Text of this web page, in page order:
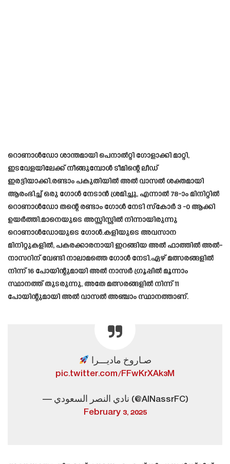
റൊണാൾഡോ ശാന്തമായി പെനാൽറ്റി ഗോളാക്കി മാറ്റി,
ഇടവേളയിലേക്ക് നീങ്ങുമ്പോൾ ടീമിന്റെ ലീഡ്
ഇരട്ടിയാക്കി.രണ്ടാം പകുതിയിൽ അൽ വാസൽ ശക്തമായി
ആരംഭിച്ച് ഒരു ഗോൾ നേടാൻ ശ്രമിച്ചു, എന്നാൽ 78-ാം മിനിറ്റിൽ
റൊണാൾഡോ തന്റെ രണ്ടാം ഗോൾ നേടി സ്കോർ 3 -0 ആക്കി
ഉയർത്തി.മാനെയുടെ അസ്സിസ്റ്റിൽ നിന്നായിരുന്നു
റൊണാൾഡോയുടെ ഗോൾ.കളിയുടെ അവസാന
മിനിറ്റുകളിൽ, പകരക്കാരനായി ഇറങ്ങിയ അൽ ഫാത്തിൽ അൽ-
നാസറിന് വേണ്ടി നാലാമത്തെ ഗോൾ നേടി.ഏഴ് മത്സരങ്ങളിൽ
നിന്ന് 16 പോയിന്റുമായി അൽ നാസർ ഗ്രൂപ്പിൽ മൂന്നാം
സ്ഥാനത്ത് തുടരുന്നു, അതേ മത്സരങ്ങളിൽ നിന്ന് 11
പോയിന്റുമായി അൽ വാസൽ അഞ്ചാം സ്ഥാനത്താണ്.
صـاروخ ماديـــرا
pic.twitter.com/FFwKrXAk3M
— نادي النصر السعودي (@AlNassrFC)
February 3, 2025